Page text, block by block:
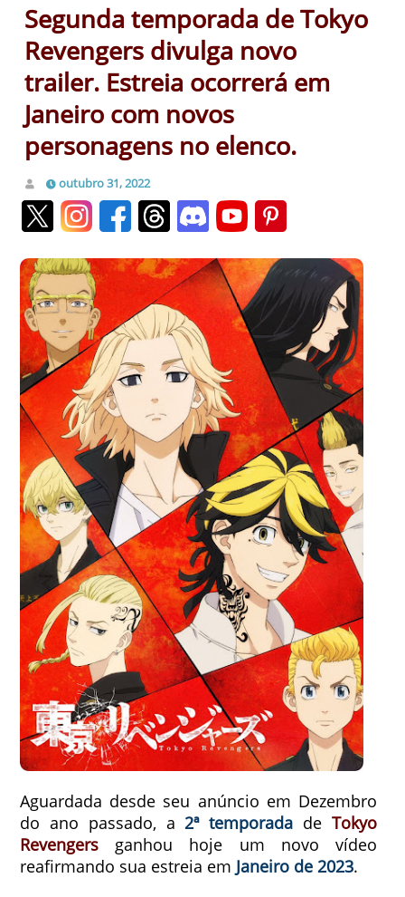
Segunda temporada de Tokyo
Revengers divulga novo
trailer. Estreia ocorrerá em
Janeiro com novos
personagens no elenco.
outubro 31, 2022
Aguardada desde seu anúncio em Dezembro
do ano passado, a2ª temporada deTokyo
Revengers ganhou hoje um novo vídeo
reafirmando sua estreia em Janeiro de 2023.